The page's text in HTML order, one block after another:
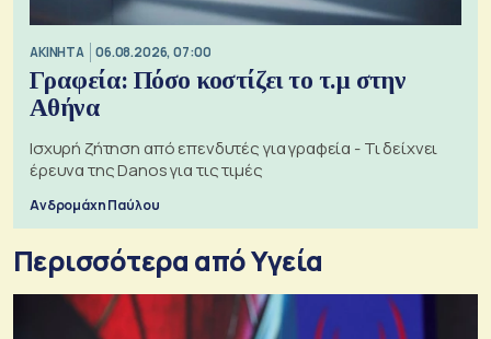
ΑΚΙΝΗΤΑ 06.08.2026, 07:00
Γραφεία: Πόσο κοστίζει το τ.μ στην
Αθήνα
Ισχυρή ζήτηση από επενδυτές για γραφεία - Τι δείχνει
έρευνα της Danos για τις τιμές
Ανδρομάχη Παύλου
Περισσότερα από Υγεία